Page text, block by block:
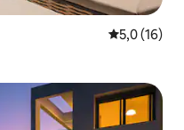
Xếp hạng
5,0 (16)